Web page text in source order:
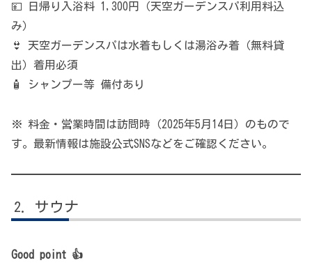
💴 日帰り入浴料 1,300円（天空ガーデンスパ利用料込
み）
👙 天空ガーデンスパは水着もしくは湯浴み着（無料貸
出）着用必須
🧴 シャンプー等 備付あり
※ 料金・営業時間は訪問時（2025年5月14日）のもので
す。最新情報は施設公式SNSなどをご確認ください。
サウナ
Good point 👍